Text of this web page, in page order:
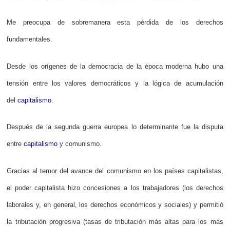
Me preocupa de sobremanera esta pérdida de los derechos
fundamentales.
Desde los orígenes de la democracia de la época moderna hubo una
tensión entre los valores democráticos y la lógica de acumulación
delcapitalismo
Después de la segunda guerra europea lo determinante fue la disputa
entrecapitalismo y comunismo.
Gracias al temor del avance del comunismo en los países capitalistas,
el poder capitalista hizo concesiones a los trabajadores (los derechos
laborales y, en general, los derechos económicos y sociales) y permitió
la tributación progresiva (tasas de tributación más altas para los más